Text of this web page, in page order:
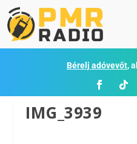
Bérelj adóvevőt,
IMG_3939